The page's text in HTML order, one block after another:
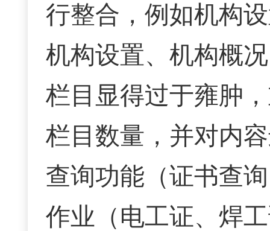
行整合，例如机构
机构设置、机构概
栏目显得过于雍肿
栏目数量，并对内
查询功能（证书查
作业（电工证、焊